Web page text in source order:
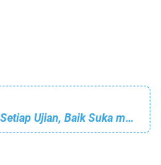
Mengambil Hikmah Dalam Setiap Ujian, Baik Suka maupun Duka